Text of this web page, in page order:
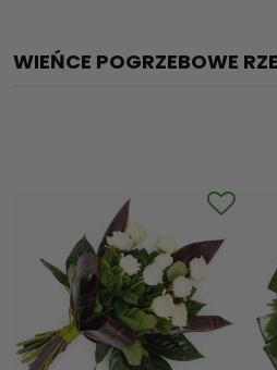
WIEŃCE POGRZEBOWE